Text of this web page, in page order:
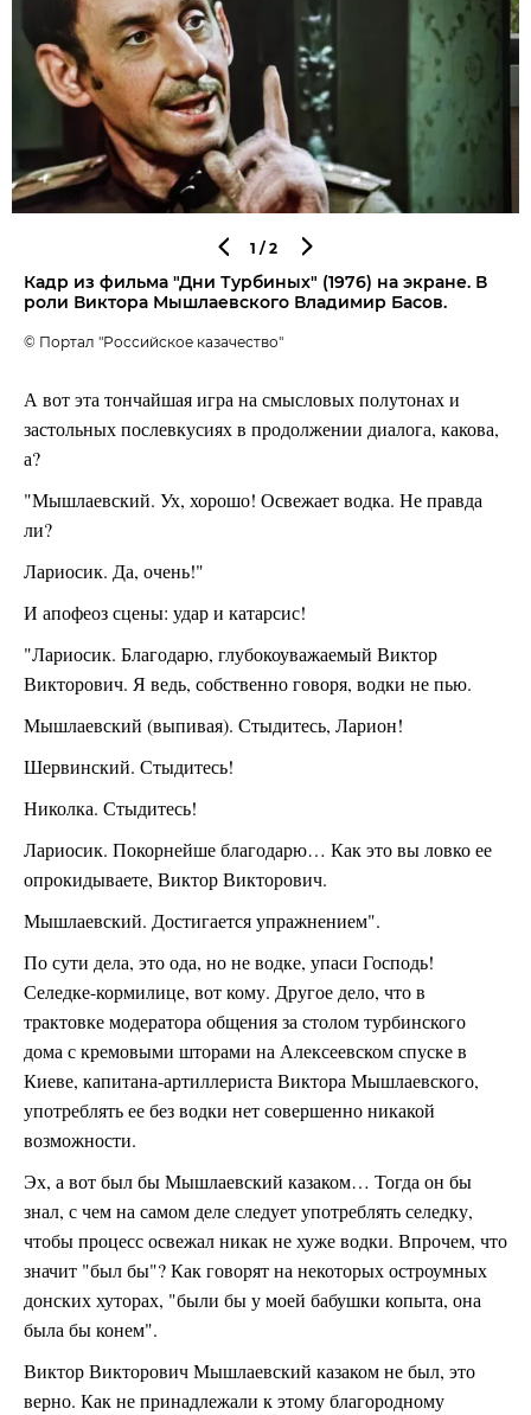
1 /2
Кадр из фильма "Дни Турбиных" (1976) на экране. В
роли Виктора Мышлаевского Владимир Басов.
© Портал "Российское казачество"
А вот эта тончайшая игра на смысловых полутонах и
застольных послевкусиях в продолжении диалога, какова,
а?
"Мышлаевский. Ух, хорошо! Освежает водка. Не правда
ли?
Лариосик. Да, очень!"
И апофеоз сцены: удар и катарсис!
"Лариосик. Благодарю, глубокоуважаемый Виктор
Викторович. Я ведь, собственно говоря, водки не пью.
Мышлаевский (выпивая). Стыдитесь, Ларион!
Шервинский. Стыдитесь!
Николка. Стыдитесь!
Лариосик. Покорнейше благодарю… Как это вы ловко ее
опрокидываете, Виктор Викторович.
Мышлаевский. Достигается упражнением".
По сути дела, это ода, но не водке, упаси Господь!
Селедке-кормилице, вот кому. Другое дело, что в
трактовке модератора общения за столом турбинского
дома с кремовыми шторами на Алексеевском спуске в
Киеве, капитана-артиллериста Виктора Мышлаевского,
употреблять ее без водки нет совершенно никакой
возможности.
Эх, а вот был бы Мышлаевский казаком… Тогда он бы
знал, с чем на самом деле следует употреблять селедку,
чтобы процесс освежал никак не хуже водки. Впрочем, что
значит "был бы"? Как говорят на некоторых остроумных
донских хуторах, "были бы у моей бабушки копыта, она
была бы конем".
Виктор Викторович Мышлаевский казаком не был, это
верно. Как не принадлежали к этому благородному